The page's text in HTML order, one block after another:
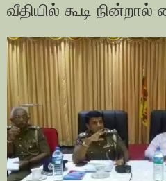
வீதியில் கூடி நின்றால்